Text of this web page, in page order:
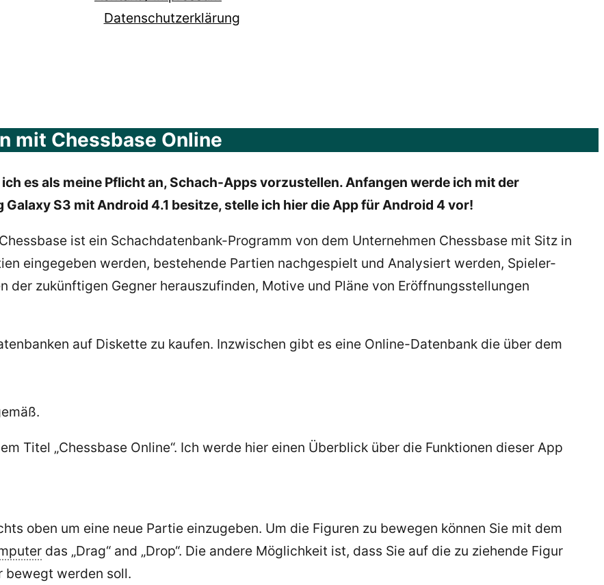
Datenschutzerklärung
mit Chessbase Online
es als meine Pflicht an, Schach-Apps vorzustellen. Anfangen werde ich mit der
Galaxy S3 mit Android 4.1 besitze, stelle ich hier die App für Android 4 vor!
ist ein Schachdatenbank-Programm von dem Unternehmen Chessbase mit Sitz in
eingegeben werden, bestehende Partien nachgespielt und Analysiert werden, Spieler-
der zukünftigen Gegner herauszufinden, Motive und Pläne von Eröffnungsstellungen
auf Diskette zu kaufen. Inzwischen gibt es eine Online-Datenbank die über dem
Titel „Chessbase Online“. Ich werde hier einen Überblick über die Funktionen dieser App
oben um eine neue Partie einzugeben. Um die Figuren zu bewegen können Sie mit dem
das „Drag“ and „Drop“. Die andere Möglichkeit ist, dass Sie auf die zu ziehende Figur
bewegt werden soll.